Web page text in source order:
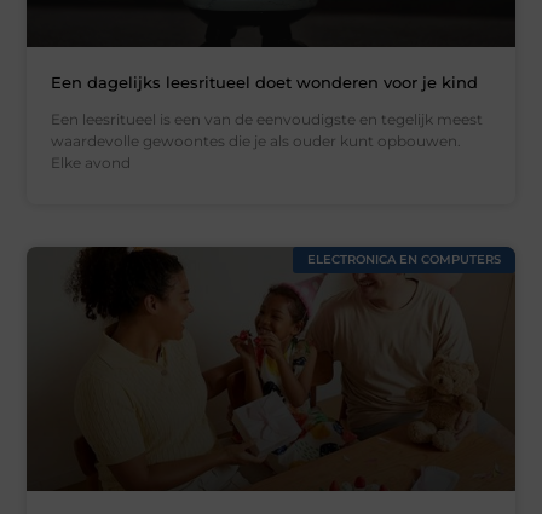
Een dagelijks leesritueel doet wonderen voor je kind
Een leesritueel is een van de eenvoudigste en tegelijk meest
waardevolle gewoontes die je als ouder kunt opbouwen.
Elke avond
ELECTRONICA EN COMPUTERS